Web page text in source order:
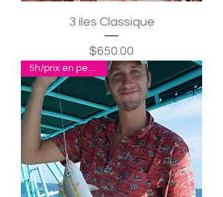
3 iles Classique
Precio
$650.00
5h/prix en pesos p.p.